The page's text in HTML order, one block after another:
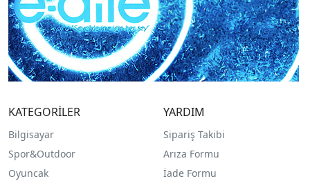
KATEGORİLER
Bilgisayar
Spor&Outdoor
Oyuncak
YARDIM
Sipariş Takibi
Arıza Formu
İade Formu